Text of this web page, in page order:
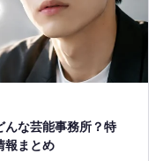
んな芸能事務所？特
報まとめ